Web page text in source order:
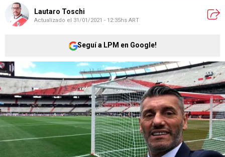
Lautaro Toschi
Actualizado el 31/01/2021 - 12:35hs ART
Seguí a LPM en Google!